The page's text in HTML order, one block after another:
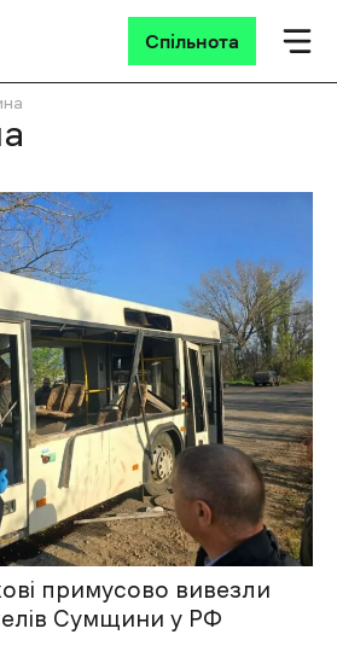
Спільнота
примусово вивезли
Сумщини у РФ